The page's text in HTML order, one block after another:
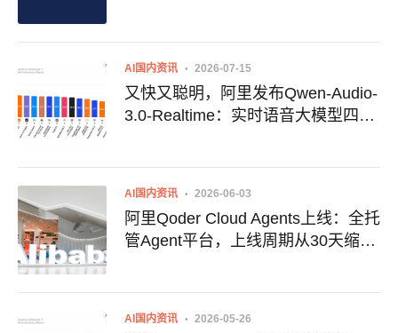
AI国内资讯 2026-07-15
又快又聪明，阿里发布Qwen-Audio-
3.0-Realtime：实时语音大模型四项
AI国内资讯 2026-06-03
阿里Qoder Cloud Agents上线：全托
管Agent平台，上线周期从30天缩至
AI国内资讯 2026-05-26